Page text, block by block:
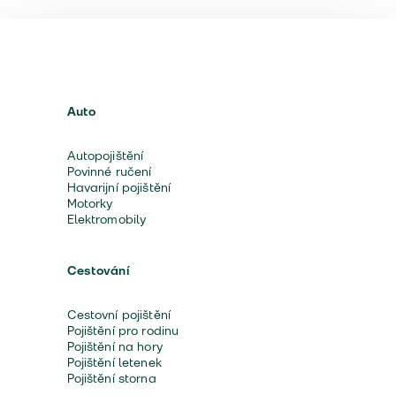
Auto
Autopojištění
Povinné ručení
Havarijní pojištění
Motorky
Elektromobily
Cestování
Cestovní pojištění
Pojištění pro rodinu
Pojištění na hory
Pojištění letenek
Pojištění storna